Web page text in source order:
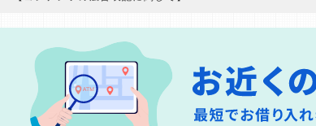
と弊社に対して企業から紹介報酬が支払われるという収益モデ
ミ収集などに基づき、公平性を担保した情報提供を行っています
>提携企業一覧